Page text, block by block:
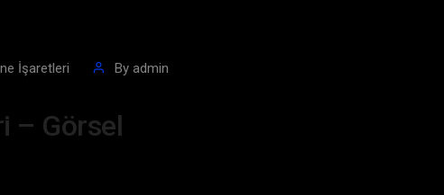
İşaretleri By admin
– Görsel